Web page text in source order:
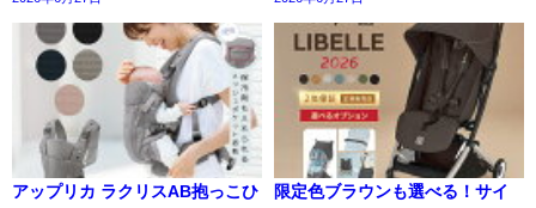
アップリカ ラクリスAB抱っこひ
限定色ブラウンも選べる！サイ